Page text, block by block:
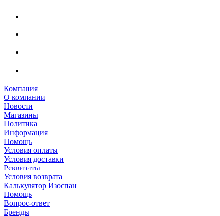
Компания
О компании
Новости
Магазины
Политика
Информация
Помощь
Условия оплаты
Условия доставки
Реквизиты
Условия возврата
Калькулятор Изоспан
Помощь
Вопрос-ответ
Бренды